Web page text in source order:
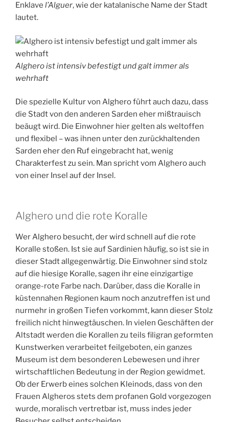
Enklave l’Alguer, wie der katalanische Name der Stadt
lautet.
Alghero ist intensiv befestigt und galt immer als
wehrhaft
Die spezielle Kultur von Alghero führt auch dazu, dass
die Stadt von den anderen Sarden eher mißtrauisch
beäugt wird. Die Einwohner hier gelten als weltoffen
und flexibel – was ihnen unter den zurückhaltenden
Sarden eher den Ruf eingebracht hat, wenig
Charakterfest zu sein. Man spricht vom Alghero auch
von einer Insel auf der Insel.
Alghero und die rote Koralle
Wer Alghero besucht, der wird schnell auf die rote
Koralle stoßen. Ist sie auf Sardinien häufig, so ist sie in
dieser Stadt allgegenwärtig. Die Einwohner sind stolz
auf die hiesige Koralle, sagen ihr eine einzigartige
orange-rote Farbe nach. Darüber, dass die Koralle in
küstennahen Regionen kaum noch anzutreffen ist und
nurmehr in großen Tiefen vorkommt, kann dieser Stolz
freilich nicht hinwegtäuschen. In vielen Geschäften der
Altstadt werden die Korallen zu teils filigran geformten
Kunstwerken verarbeitet feilgeboten, ein ganzes
Museum ist dem besonderen Lebewesen und ihrer
wirtschaftlichen Bedeutung in der Region gewidmet.
Ob der Erwerb eines solchen Kleinods, dass von den
Frauen Algheros stets dem profanen Gold vorgezogen
wurde, moralisch vertretbar ist, muss indes jeder